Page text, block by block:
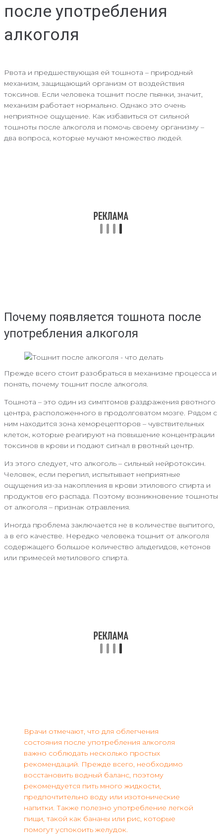
после употребления
алкоголя
Рвота и предшествующая ей тошнота – природный
механизм, защищающий организм от воздействия
токсинов. Если человека тошнит после пьянки, значит,
механизм работает нормально. Однако это очень
неприятное ощущение. Как избавиться от сильной
тошноты после алкоголя и помочь своему организму –
два вопроса, которые мучают множество людей.
Почему появляется тошнота после
употребления алкоголя
Прежде всего стоит разобраться в механизме процесса и
понять, почему тошнит после алкоголя.
Тошнота – это один из симптомов раздражения рвотного
центра, расположенного в продолговатом мозге. Рядом с
ним находится зона хеморецепторов – чувствительных
клеток, которые реагируют на повышение концентрации
токсинов в крови и подают сигнал в рвотный центр.
Из этого следует, что алкоголь – сильный нейротоксин.
Человек, если перепил, испытывает неприятные
ощущения из-за накопления в крови этилового спирта и
продуктов его распада. Поэтому возникновение тошноты
от алкоголя – признак отравления.
Иногда проблема заключается не в количестве выпитого,
а в его качестве. Нередко человека тошнит от алкоголя
содержащего большое количество альдегидов, кетонов
или примесей метилового спирта.
Врачи отмечают, что для облегчения
состояния после употребления алкоголя
важно соблюдать несколько простых
рекомендаций. Прежде всего, необходимо
восстановить водный баланс, поэтому
рекомендуется пить много жидкости,
предпочтительно воду или изотонические
напитки. Также полезно употребление легкой
пищи, такой как бананы или рис, которые
помогут успокоить желудок.